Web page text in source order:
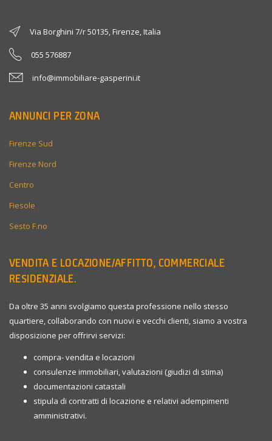
Via Borghini 7/r 50135, Firenze, Italia
055 576887
info@immobiliare-gasperini.it
ANNUNCI PER ZONA
Firenze Sud
Firenze Nord
Centro
Fiesole
Sesto F.no
VENDITA E LOCAZIONE/AFFITTO, COMMERCIALE
RESIDENZIALE.
Da oltre 35 anni svolgiamo questa professione nello stesso
quartiere, collaborando con nuovi e vecchi clienti, siamo a vostra
disposizione per offrirvi servizi:
compra- vendita e locazioni
consulenze immobiliari, valutazioni (giudizi di stima)
documentazioni catastali
stipula di contratti di locazione e relativi adempimenti
amministrativi.